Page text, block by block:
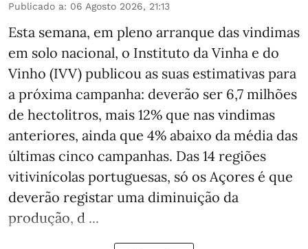
Publicado a: 06 Agosto 2026, 21:13
Esta semana, em pleno arranque das vindimas
em solo nacional, o Instituto da Vinha e do
Vinho (IVV) publicou as suas estimativas para
a próxima campanha: deverão ser 6,7 milhões
de hectolitros, mais 12% que nas vindimas
anteriores, ainda que 4% abaixo da média das
últimas cinco campanhas. Das 14 regiões
vitivinícolas portuguesas, só os Açores é que
deverão registar uma diminuição da
produção, d ...